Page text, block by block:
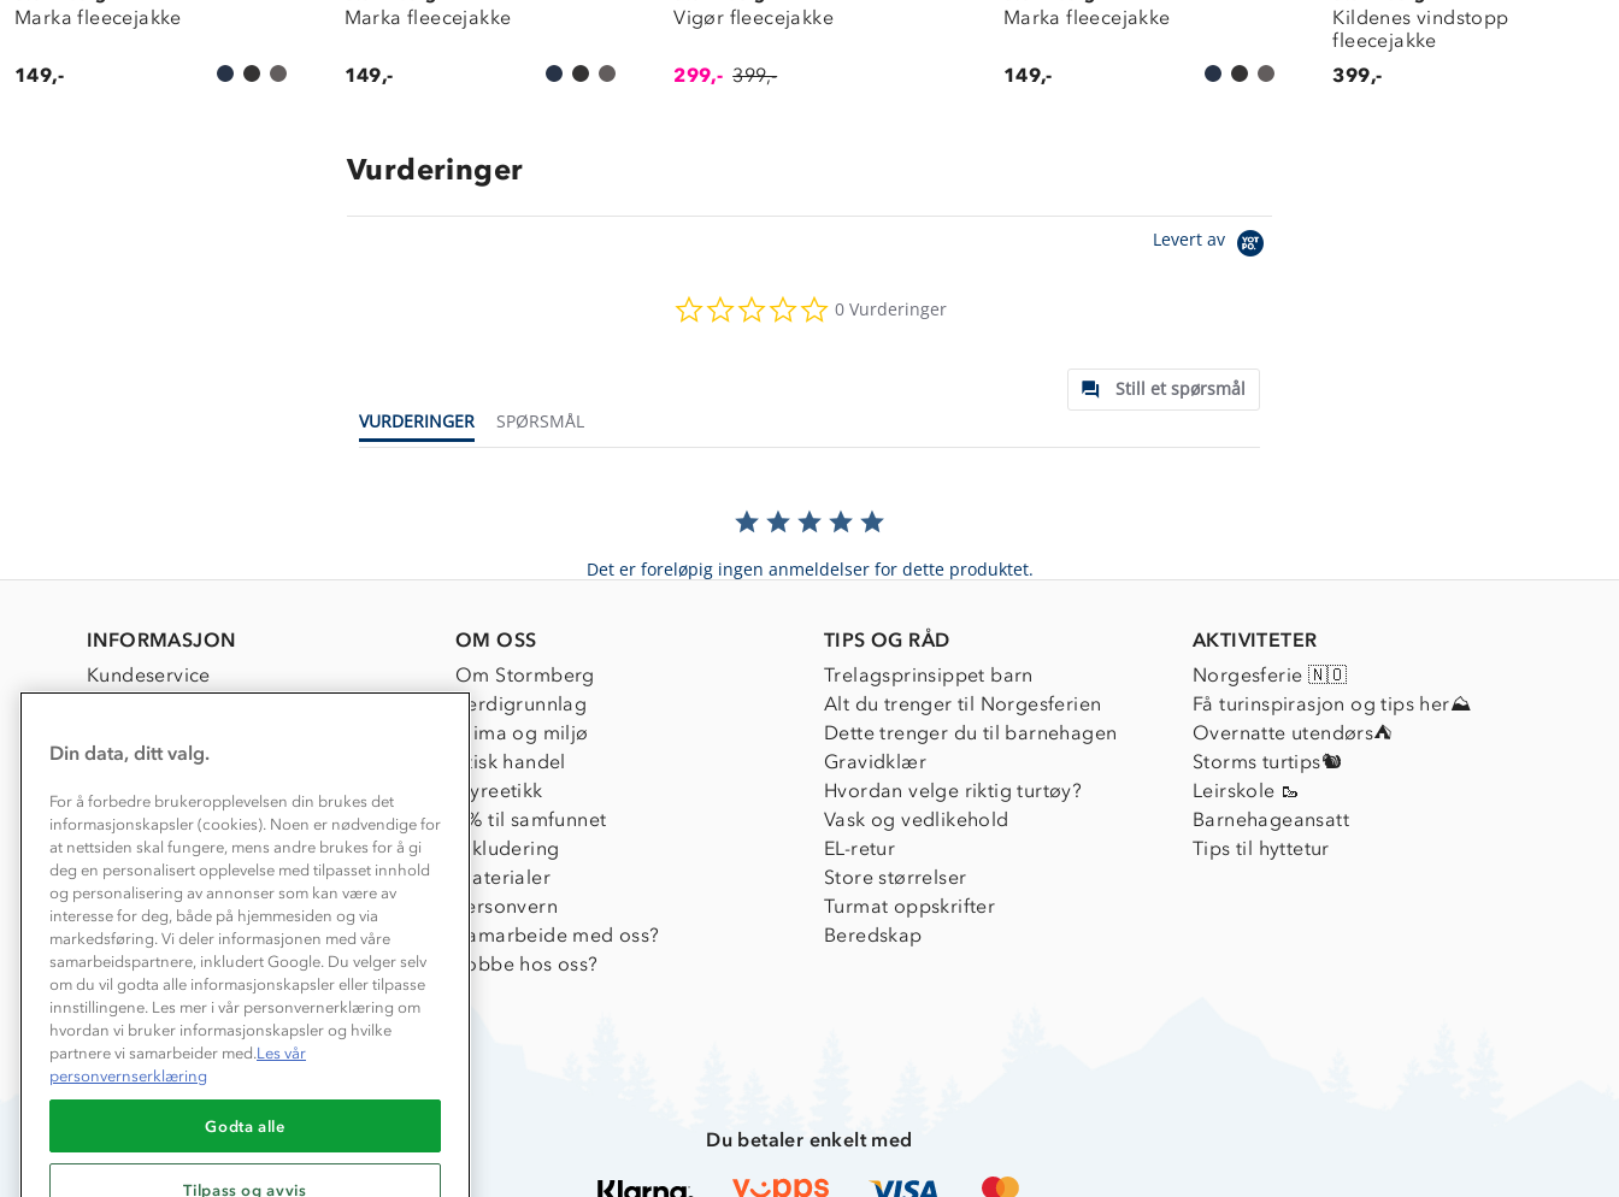
Marka fleecejakke
149,-
Marka fleecejakke
149,-
Vigør fleecejakke
299,- 399,-
Marka fleecejakke
149,-
Kildenes vindstopp
fleecejakke
399,-
Vurderinger
Levert av
star
0 Vurderinger
Still et spørsmål
VURDERINGER
SPØRSMÅL
Det er foreløpig ingen anmeldelser for dette produktet.
INFORMASJON
Kundeservice
Kundeklubb
Våre butikker
Bedrift, barnehage og SFO
Presse
OM OSS
Om Stormberg
Verdigrunnlag
Klima og miljø
Etisk handel
Dyreetikk
1% til samfunnet
Inkludering
Materialer
Personvern
Samarbeide med oss?
Jobbe hos oss?
TIPS OG RÅD
Trelagsprinsippet barn
Alt du trenger til Norgesferien
Dette trenger du til barnehagen
Gravidklær
Hvordan velge riktig turtøy?
Vask og vedlikehold
EL-retur
Store størrelser
Turmat oppskrifter
Beredskap
AKTIVITETER
Norgesferie 🇳🇴
Få turinspirasjon og tips her⛰
Overnatte utendørs⛺
Storms turtips🐿️
Leirskole 🥾
Barnehageansatt
Tips til hyttetur
Du betaler enkelt med
Din data, ditt valg.
For å forbedre brukeropplevelsen din brukes det
informasjonskapsler (cookies). Noen er nødvendige for
at nettsiden skal fungere, mens andre brukes for å gi
deg en personalisert opplevelse med tilpasset innhold
og personalisering av annonser som kan være av
interesse for deg, både på hjemmesiden og via
markedsføring. Vi deler informasjonen med våre
samarbeidspartnere, inkludert Google. Du velger selv
om du vil godta alle informasjonskapsler eller tilpasse
innstillingene. Les mer i vår personvernerklæring om
hvordan vi bruker informasjonskapsler og hvilke
partnere vi samarbeider med.Les vår
personvernserklæring
Godta alle
Tilpass og avvis